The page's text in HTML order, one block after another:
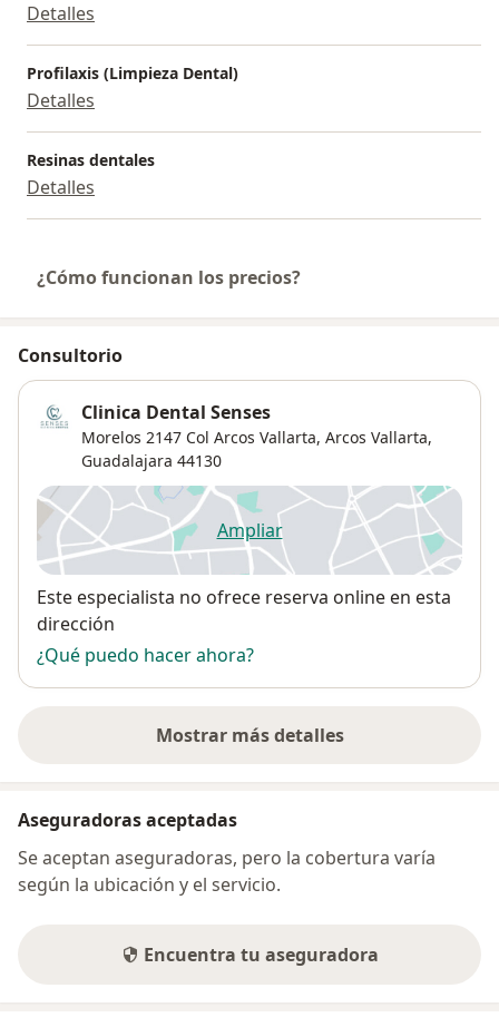
Detalles
Profilaxis (Limpieza Dental)
Detalles
Resinas dentales
Detalles
¿Cómo funcionan los precios?
Consultorio
Clinica Dental Senses
Morelos 2147 Col Arcos Vallarta, Arcos Vallarta,
Guadalajara 44130
Ampliarse abre en una nueva
Disponibilidad
Este especialista no ofrece reserva online en esta
dirección
¿Qué puedo hacer ahora?
Mostrar más detalles
sobre la dirección
Aseguradoras aceptadas
Se aceptan aseguradoras, pero la cobertura varía
según la ubicación y el servicio.
Encuentra tu aseguradora